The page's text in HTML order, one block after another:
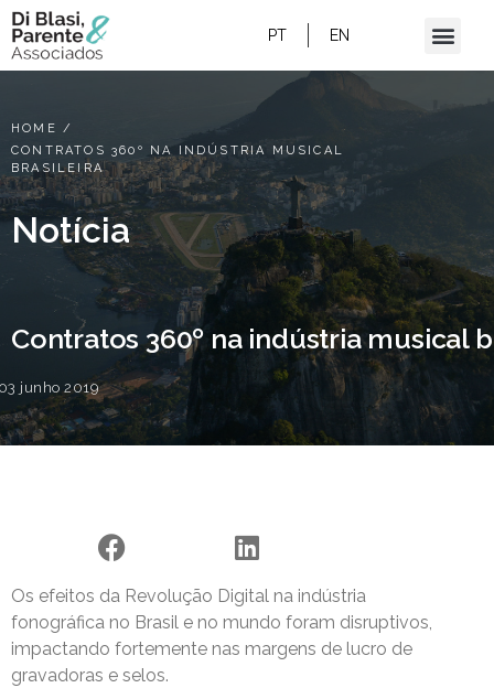
PT EN
HOME /
CONTRATOS 360º NA INDÚSTRIA MUSICAL
BRASILEIRA
Notícia
Contratos 360º na indústria musical
junho 2019
Os efeitos da Revolução Digital na indústria
fonográfica no Brasil e no mundo foram disruptivos,
impactando fortemente nas margens de lucro de
gravadoras e selos.